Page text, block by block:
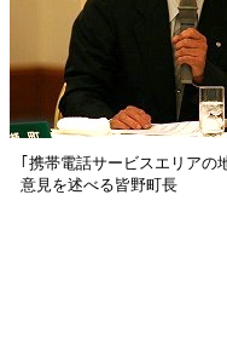
｢携帯電話サービスエリアの
意見を述べる皆野町長